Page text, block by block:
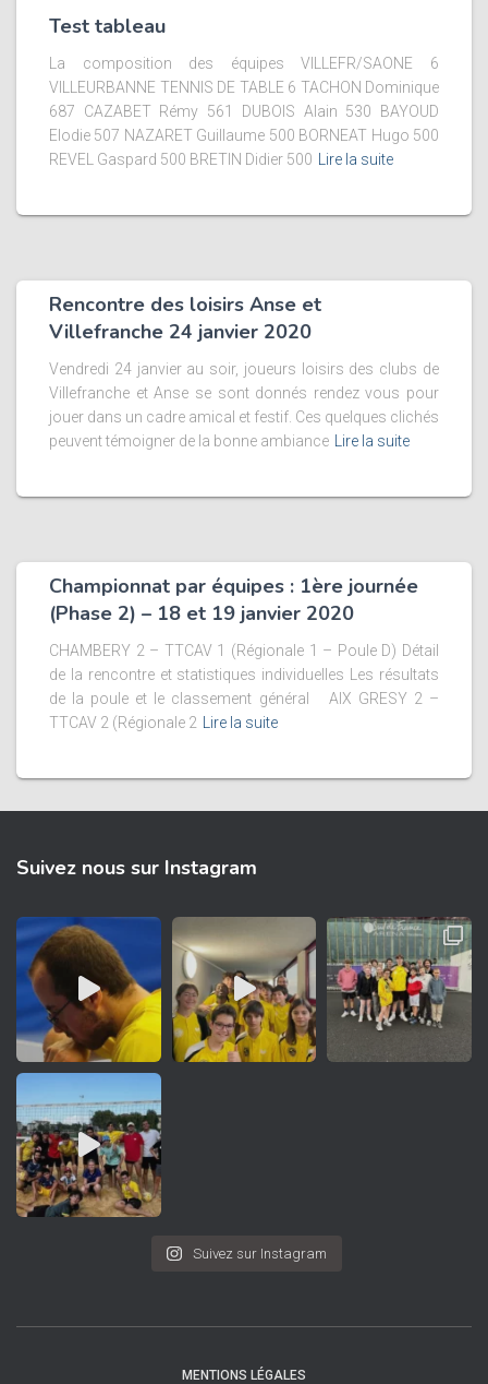
Test tableau
La composition des équipes VILLEFR/SAONE 6
VILLEURBANNE TENNIS DE TABLE 6 TACHON Dominique
687 CAZABET Rémy 561 DUBOIS Alain 530 BAYOUD
Elodie 507 NAZARET Guillaume 500 BORNEAT Hugo 500
REVEL Gaspard 500 BRETIN Didier 500
Lire la suite
Rencontre des loisirs Anse et
Villefranche 24 janvier 2020
Vendredi 24 janvier au soir, joueurs loisirs des clubs de
Villefranche et Anse se sont donnés rendez vous pour
jouer dans un cadre amical et festif. Ces quelques clichés
peuvent témoigner de la bonne ambiance
Lire la suite
Championnat par équipes : 1ère journée
(Phase 2) – 18 et 19 janvier 2020
CHAMBERY 2 – TTCAV 1 (Régionale 1 – Poule D) Détail
de la rencontre et statistiques individuelles Les résultats
de la poule et le classement général AIX GRESY 2 –
TTCAV 2 (Régionale 2
Lire la suite
Suivez nous sur Instagram
Suivez sur Instagram
MENTIONS LÉGALES